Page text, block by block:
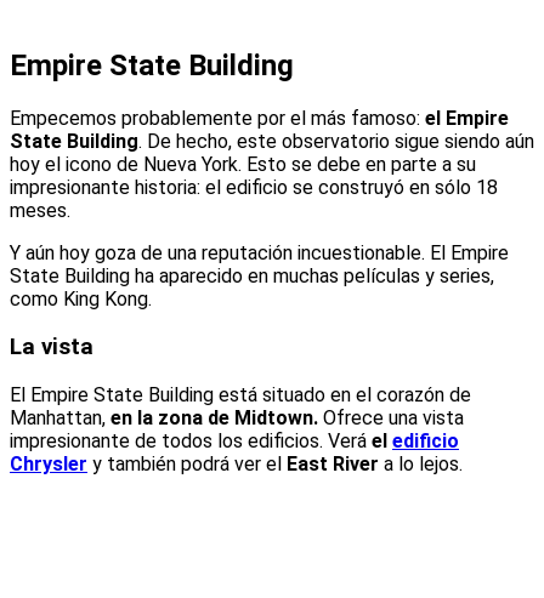
Empire State Building
Empecemos probablemente por el más famoso: el Empire
State Building. De hecho, este observatorio sigue siendo aún
hoy el icono de Nueva York. Esto se debe en parte a su
impresionante historia: el edificio se construyó en sólo 18
meses.
Y aún hoy goza de una reputación incuestionable. El Empire
State Building ha aparecido en muchas películas y series,
como King Kong.
La vista
El Empire State Building está situado en el corazón de
Manhattan, en la zona de Midtown. Ofrece una vista
impresionante de todos los edificios. Verá el edificio
Chrysler y también podrá ver el East River a lo lejos.